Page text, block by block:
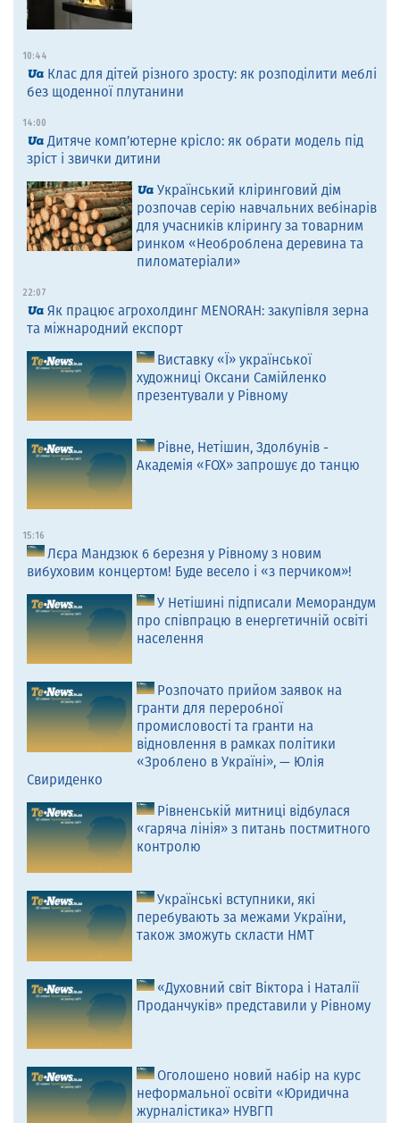
10:44
Клас для дітей різного зросту: як розподілити меблі
без щоденної плутанини
14:00
Дитяче комп’ютерне крісло: як обрати модель під
зріст і звички дитини
Український кліринговий дім
розпочав серію навчальних вебінарів
для учасників клірингу за товарним
ринком «Необроблена деревина та
пиломатеріали»
22:07
Як працює агрохолдинг MENORAH: закупівля зерна
та міжнародний експорт
Виставку «Ї» української
художниці Оксани Самійленко
презентували у Рівному
Рівне, Нетішин, Здолбунів -
Академія «FOX» запрошує до танцю
15:16
Лєра Мандзюк 6 березня у Рівному з новим
вибуховим концертом! Буде весело і «з перчиком»!
У Нетішині підписали Меморандум
про співпрацю в енергетичній освіті
населення
Розпочато прийом заявок на
гранти для переробної
промисловості та гранти на
відновлення в рамках політики
«Зроблено в Україні», — Юлія
Свириденко
Рівненській митниці відбулася
«гаряча лінія» з питань постмитного
контролю
Українські вступники, які
перебувають за межами України,
також зможуть скласти НМТ
«Духовний світ Віктора і Наталії
Проданчуків» представили у Рівному
Оголошено новий набір на курс
неформальної освіти «Юридична
журналістика» НУВГП